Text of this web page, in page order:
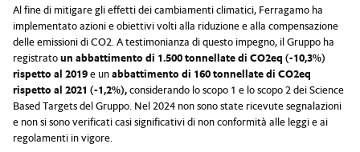
Al fine di mitigare gli effetti dei cambiamenti climatici, Ferragamo ha
implementato azioni e obiettivi volti alla riduzione e alla compensazione
delle emissioni di CO2. A testimonianza di questo impegno, il Gruppo ha
registratoun abbattimento di 1.500 tonnellate di CO2eq (-10,3%)
rispetto al 2019e unabbattimento di 160 tonnellate di CO2eq
rispetto al 2021 (-1,2%),considerando lo scopo 1 e lo scopo 2 dei Science
Based Targets del Gruppo. Nel 2024 non sono state ricevute segnalazioni
e non si sono verificati casi significativi di non conformità alle leggi e ai
regolamenti in vigore.